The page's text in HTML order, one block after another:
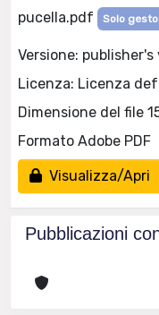
pucella.pdf Solo
Versione:
Licenza: Licenza
Dimensione del file
Formato Adobe PDF
Visualizza/Apri
Pubblicazioni